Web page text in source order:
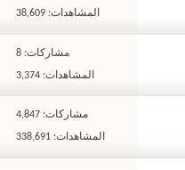
المشاهدات: 38,609
مشاركات: 8
المشاهدات: 3,374
مشاركات: 4,847
المشاهدات: 338,691